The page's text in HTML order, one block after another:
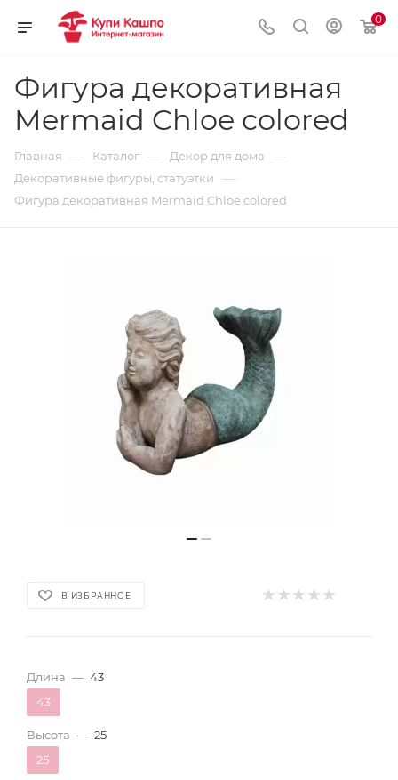
0
Фигура декоративная
Mermaid Chloe colored
Главная — Каталог — Декор для дома —
Декоративные фигуры, статуэтки —
Фигура декоративная Mermaid Chloe colored
В ИЗБРАННОЕ
Длина — 43
43
Высота — 25
25